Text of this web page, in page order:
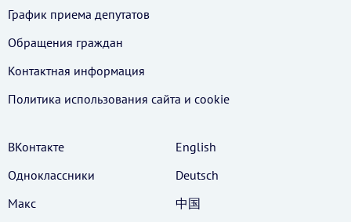
График приема депутатов
Обращения граждан
Контактная информация
Политика использования cайта и cookie
ВКонтакте
Одноклассники
Макс
English
Deutsch
中国